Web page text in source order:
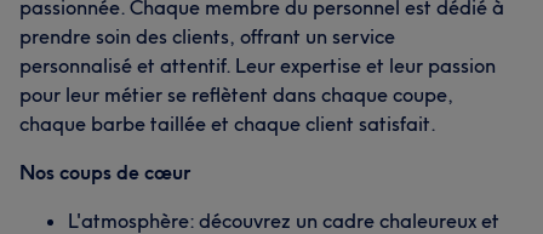
passionnée. Chaque membre du personnel est dédié à
prendre soin des clients, offrant un service
personnalisé et attentif. Leur expertise et leur passion
pour leur métier se reflètent dans chaque coupe,
chaque barbe taillée et chaque client satisfait.
Nos coups de cœur
L'atmosphère: découvrez un cadre chaleureux et